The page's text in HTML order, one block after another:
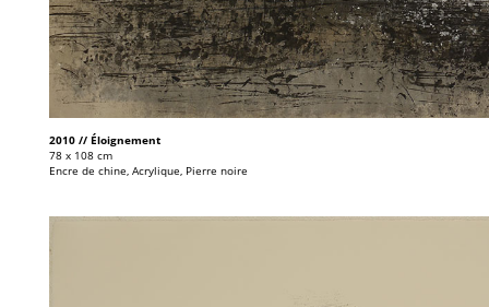
2010 // Éloignement
78 x 108 cm
Encre de chine, Acrylique, Pierre noire